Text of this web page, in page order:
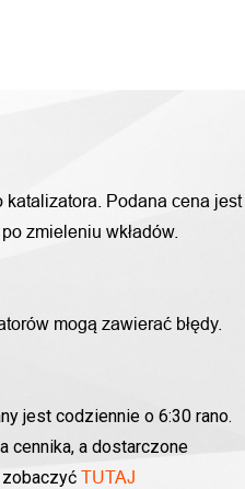
katalizatora. Podana cena jest
zmieleniu wkładów.
mogą zawierać błędy.
jest codziennie o 6:30 rano.
cennika, a dostarczone
TUTAJ